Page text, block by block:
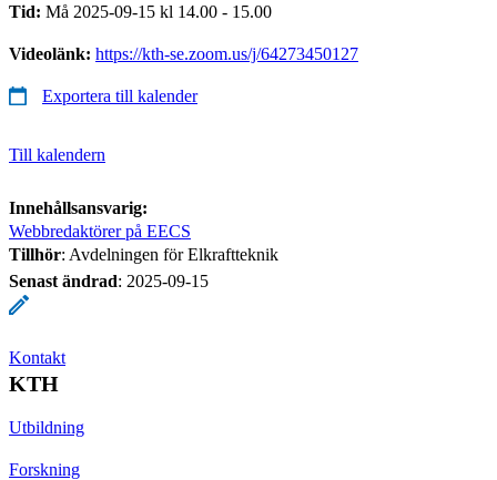
Tid: Må 2025-09-15 kl 14.00 - 15.00
Videolänk: https://kth-se.zoom.us/j/64273450127
Exportera till kalender
Till kalendern
Innehållsansvarig:
Webbredaktörer på EECS
Tillhör: Avdelningen för Elkraftteknik
Senast ändrad: 2025-09-15
Kontakt
KTH
Utbildning
Forskning